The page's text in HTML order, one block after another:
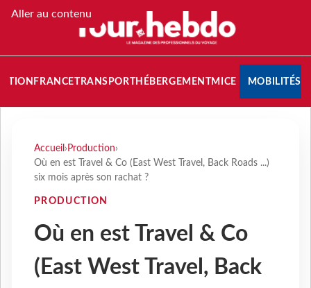
Aller au contenu
FRANCETRANSPORT HÉBERGEMENTMICE MOBILITÉS
Accueil › Production›
Où en est Travel & Co (East West Travel, Back Roads ...)
six mois après son rachat ?
PRODUCTION
Où en est Travel & Co
(East West Travel, Back